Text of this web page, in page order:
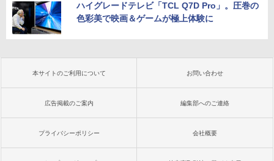
ハイグレードテレビ「TCL Q7D Pro」。圧巻の
色彩美で映画＆ゲームが極上体験に
本サイトのご利用について お問い合わせ
広告掲載のご案内 編集部へのご連絡
プライバシーポリシー 会社概要